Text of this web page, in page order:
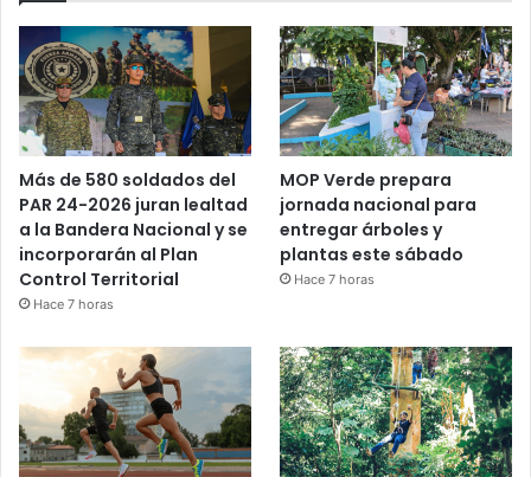
Más de 580 soldados del
PAR 24-2026 juran lealtad
a la Bandera Nacional y se
incorporarán al Plan
Control Territorial
Hace 7 horas
MOP Verde prepara
jornada nacional para
entregar árboles y
plantas este sábado
Hace 7 horas